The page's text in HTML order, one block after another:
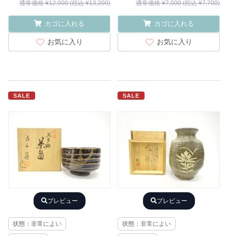
通常価格 ¥12,000 (税込 ¥13,200)
カゴに入れる
お気に入り
通常価格 ¥7,000 (税込 ¥7,700)
カゴに入れる
お気に入り
SALE
プレビュー
状態：非常によい
SALE
プレビュー
状態：非常によい